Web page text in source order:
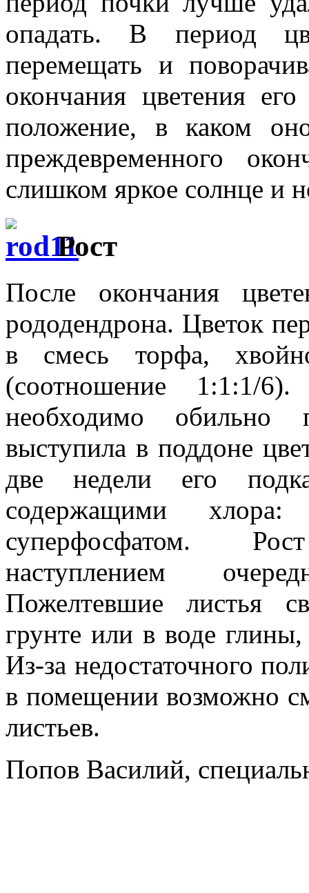
опадать. В период
перемещать и
окончания цветения
положение, в каком
преждевременного
слишком яркое солнце и
Рост
После окончания
рододендрона. Цветок
в смесь торфа,
(соотношение 1:1:1/
необходимо обильно
выступила в поддоне
две недели его
содержащими
суперфосфатом.
наступлением
Пожелтевшие листья
грунте или в воде
Из-за недостаточного
в помещении возможно
листьев.
Попов Василий,